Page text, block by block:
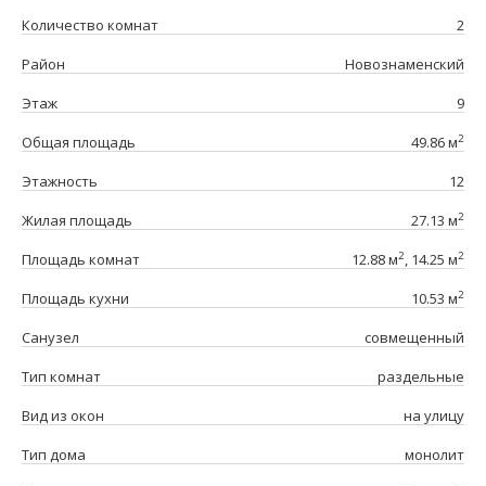
Количество комнат
2
Район
Новознаменский
Этаж
9
Общая площадь
49.86 м2
Этажность
12
Жилая площадь
27.13 м2
Площадь комнат 12.88 м2, 14.25 м2
Площадь кухни 10.53 м2
Санузел
совмещенный
Тип комнат
раздельные
Вид из окон
на улицу
Тип дома
монолит